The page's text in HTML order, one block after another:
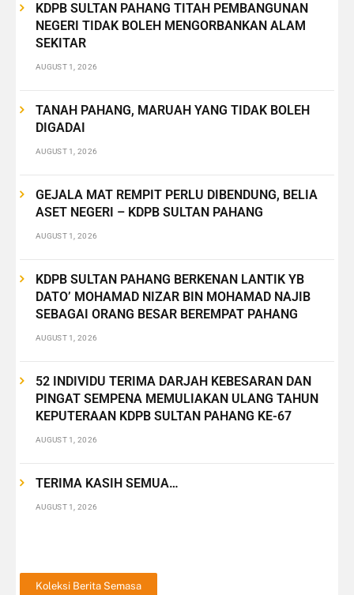
KDPB SULTAN PAHANG TITAH PEMBANGUNAN
NEGERI TIDAK BOLEH MENGORBANKAN ALAM
SEKITAR
AUGUST 1, 2026
TANAH PAHANG, MARUAH YANG TIDAK BOLEH
DIGADAI
AUGUST 1, 2026
GEJALA MAT REMPIT PERLU DIBENDUNG, BELIA
ASET NEGERI – KDPB SULTAN PAHANG
AUGUST 1, 2026
KDPB SULTAN PAHANG BERKENAN LANTIK YB
DATO’ MOHAMAD NIZAR BIN MOHAMAD NAJIB
SEBAGAI ORANG BESAR BEREMPAT PAHANG
AUGUST 1, 2026
52 INDIVIDU TERIMA DARJAH KEBESARAN DAN
PINGAT SEMPENA MEMULIAKAN ULANG TAHUN
KEPUTERAAN KDPB SULTAN PAHANG KE-67
AUGUST 1, 2026
TERIMA KASIH SEMUA…
AUGUST 1, 2026
Koleksi Berita Semasa